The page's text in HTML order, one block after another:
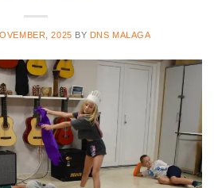
2025 BY DNS MALAGA